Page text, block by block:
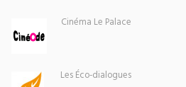
Cinéma Le Palace
Les Éco-dialogues